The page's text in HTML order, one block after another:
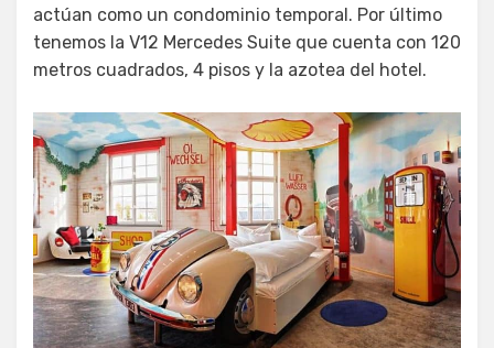
actúan como un condominio temporal. Por último
tenemos la V12 Mercedes Suite que cuenta con 120
metros cuadrados, 4 pisos y la azotea del hotel.